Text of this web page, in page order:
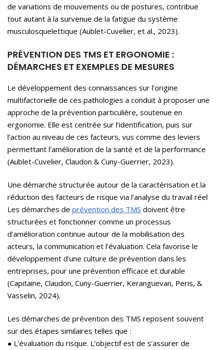
de variations de mouvements ou de postures, contribue
tout autant à la survenue de la fatigue du système
musculosquelettique (Aublet-Cuvelier, et al., 2023).
PRÉVENTION DES TMS ET ERGONOMIE :
DÉMARCHES ET EXEMPLES DE MESURES
Le développement des connaissances sur l’origine
multifactorielle de ces pathologies a conduit à proposer une
approche de la prévention particulière, soutenue en
ergonomie. Elle est centrée sur l’identification, puis sur
l’action au niveau de ces facteurs, vus comme des leviers
permettant l’amélioration de la santé et de la performance
(Aublet-Cuvelier, Claudon & Cuny-Guerrier, 2023).
Une démarche structurée autour de la caractérisation et la
réduction des facteurs de risque via l’analyse du travail réel
Les démarches de prévention des TMS doivent être
structurées et fonctionner comme un processus
d’amélioration continue autour de la mobilisation des
acteurs, la communication et l’évaluation. Cela favorise le
développement d’une culture de prévention dans les
entreprises, pour une prévention efficace et durable
(Capitaine, Claudon, Cuny-Guerrier, Keranguevan, Peris, &
Vasselin, 2024).
Les démarches de prévention des TMS reposent souvent
sur des étapes similaires telles que :
● L’évaluation du risque. L’objectif est de s’assurer de